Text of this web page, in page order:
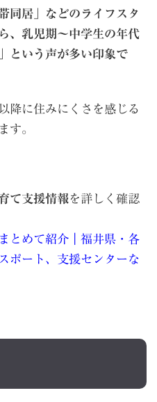
同居」などのライフスタ
、乳児期〜中学生の年代
という声が多い印象で
降に住みにくさを感じる
す。
て支援情報を詳しく確認
とめて紹介｜福井県・各
ポート、支援センターな